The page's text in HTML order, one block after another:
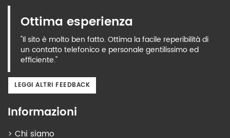
Ottima esperienza
"Il sito è molto ben fatto. Ottima la facile reperibilità di
un contatto telefonico e personale gentilissimo ed
efficiente."
LEGGI ALTRI FEEDBACK
Informazioni
> Chi siamo